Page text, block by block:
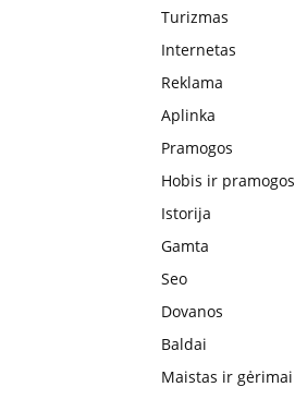
Turizmas
Internetas
Reklama
Aplinka
Pramogos
Hobis ir pramogos
Istorija
Gamta
Seo
Dovanos
Baldai
Maistas ir gėrimai